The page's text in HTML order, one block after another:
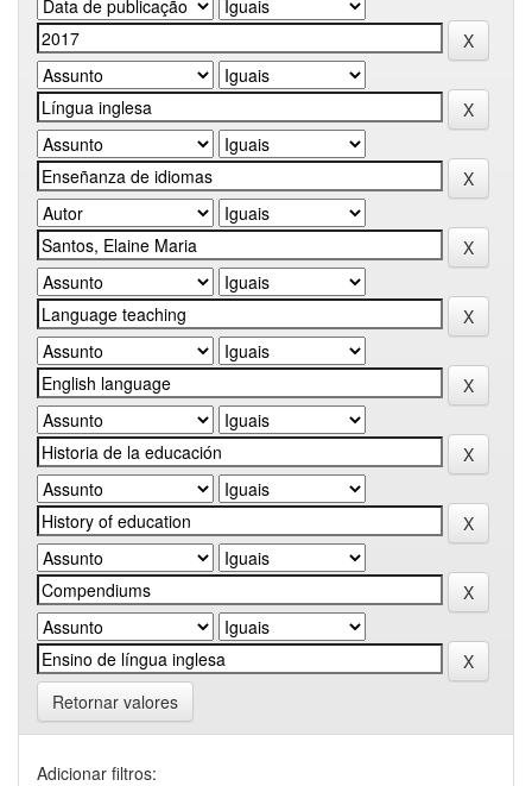
Retornar valores
Adicionar filtros: